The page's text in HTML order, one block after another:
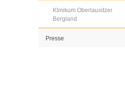
Klinikum Oberlausitzer
Bergland
Presse